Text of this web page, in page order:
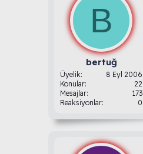
B
bertuğ
Üyelik
8 Eyl 2006
Konular
22
Mesajlar
173
Reaksiyonlar
0